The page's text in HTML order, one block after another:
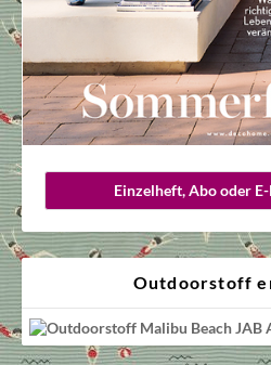
Einzelheft, Abo oder
Outdoorstoff